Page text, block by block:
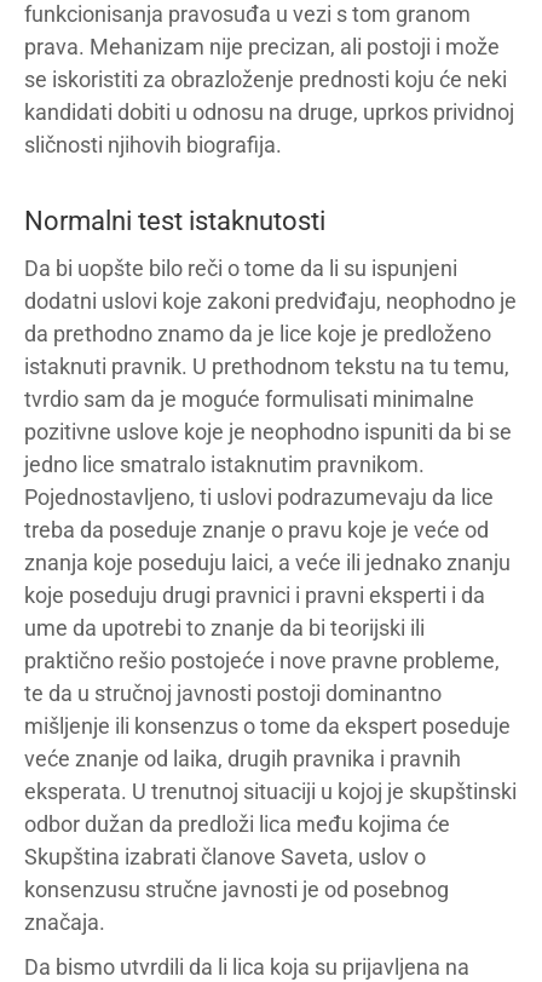
funkcionisanja pravosuđa u vezi s tom granom
prava. Mehanizam nije precizan, ali postoji i može
se iskoristiti za obrazloženje prednosti koju će neki
kandidati dobiti u odnosu na druge, uprkos prividnoj
sličnosti njihovih biografija.
Normalni test istaknutosti
Da bi uopšte bilo reči o tome da li su ispunjeni
dodatni uslovi koje zakoni predviđaju, neophodno je
da prethodno znamo da je lice koje je predloženo
istaknuti pravnik. U prethodnom tekstu na tu temu,
tvrdio sam da je moguće formulisati minimalne
pozitivne uslove koje je neophodno ispuniti da bi se
jedno lice smatralo istaknutim pravnikom.
Pojednostavljeno, ti uslovi podrazumevaju da lice
treba da poseduje znanje o pravu koje je veće od
znanja koje poseduju laici, a veće ili jednako znanju
koje poseduju drugi pravnici i pravni eksperti i da
ume da upotrebi to znanje da bi teorijski ili
praktično rešio postojeće i nove pravne probleme,
te da u stručnoj javnosti postoji dominantno
mišljenje ili konsenzus o tome da ekspert poseduje
veće znanje od laika, drugih pravnika i pravnih
eksperata. U trenutnoj situaciji u kojoj je skupštinski
odbor dužan da predloži lica među kojima će
Skupština izabrati članove Saveta, uslov o
konsenzusu stručne javnosti je od posebnog
značaja.
Da bismo utvrdili da li lica koja su prijavljena na